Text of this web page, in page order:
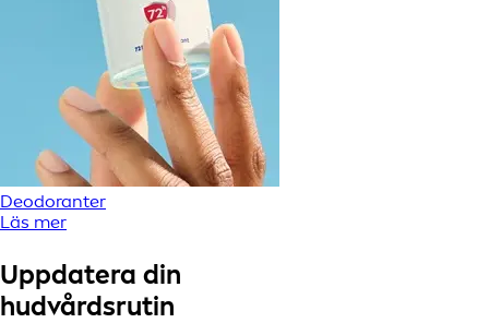
Deodoranter
Läs mer
Uppdatera din
hudvårdsrutin